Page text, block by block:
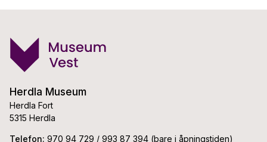
Herdla Museum
Herdla Fort
5315 Herdla
Telefon: 970 94 729 / 993 87 394 (bare i åpningstiden)